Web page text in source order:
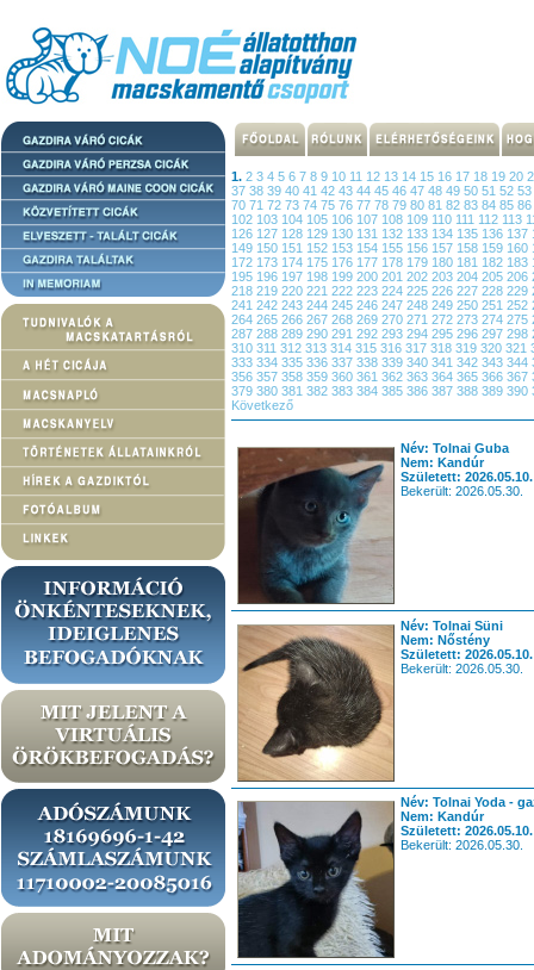
1. 2 3 4 5 6 7 8 9 10 11 12 13 14 15 16 17 18 19 20
37 38 39 40 41 42 43 44 45 46 47 48 49 50 51 52 53
70 71 72 73 74 75 76 77 78 79 80 81 82 83 84 85 86
102 103 104 105 106 107 108 109 110 111 112 113
126 127 128 129 130 131 132 133 134 135 136 137
149 150 151 152 153 154 155 156 157 158 159 160
172 173 174 175 176 177 178 179 180 181 182 183
195 196 197 198 199 200 201 202 203 204 205 206
218 219 220 221 222 223 224 225 226 227 228 229
241 242 243 244 245 246 247 248 249 250 251 252
264 265 266 267 268 269 270 271 272 273 274 275
287 288 289 290 291 292 293 294 295 296 297 298
310 311 312 313 314 315 316 317 318 319 320 321
333 334 335 336 337 338 339 340 341 342 343 344
356 357 358 359 360 361 362 363 364 365 366 367
379 380 381 382 383 384 385 386 387 388 389 390
Következő
Név: Tolnai Guba
Nem: Kandúr
Született: 2026.05.10.
Bekerült: 2026.05.30.
Név: Tolnai Süni
Nem: Nőstény
Született: 2026.05.10.
Bekerült: 2026.05.30.
Név: Tolnai Yoda -
Nem: Kandúr
Született: 2026.05.10.
Bekerült: 2026.05.30.